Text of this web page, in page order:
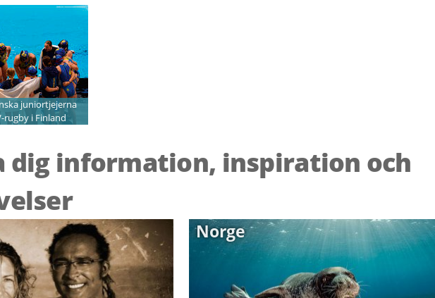
juniortjejerna
rugby i Finland
dig information, inspiration och
Norge